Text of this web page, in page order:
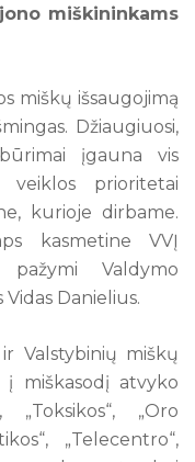
miškininkams
miškų išsaugojimą
Džiaugiuosi,
įgauna vis
prioritetai
kurioje dirbame.
kasmetine VVĮ
pažymi Valdymo
Danielius.
Valstybinių miškų
miškasodį atvyko
„Toksikos“, „Oro
„Telecentro“,